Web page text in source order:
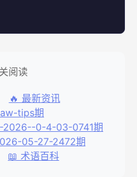
阅读
🔥 最新资讯
tips期
0-4-03-0741期
05-27-2472期
📖 术语百科